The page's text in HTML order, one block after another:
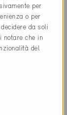
per
o per
da soli
notare che in
del